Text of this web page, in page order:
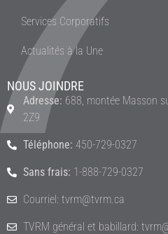
Services Corporatifs
Actualités à la Une
NOUS JOINDRE
Adresse: 688, montée Masson
2Z9
Téléphone: 450-729-0327
Sans frais: 1-888-729-0327
Courriel: tvrm@tvrm.ca
TVRM général et babillard: